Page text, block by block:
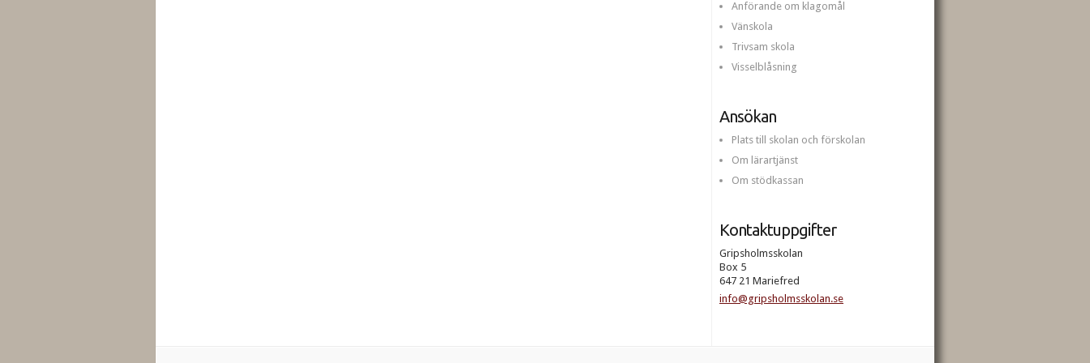
Anförande om klagomål
Vänskola
Trivsam skola
Visselblåsning
Ansökan
Plats till skolan och förskolan
Om lärartjänst
Om stödkassan
Kontaktuppgifter
Gripsholmsskolan
Box 5
647 21 Mariefred
info@gripsholmsskolan.se